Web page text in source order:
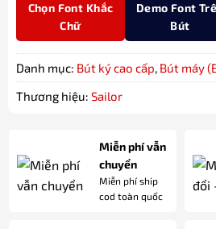
Chọn Font Khắc
Chữ
Demo Font
Bút
Danh mục: Bút ký cao cấp, Bút máy
Thương hiệu: Sailor
Miễn phí vẫn
chuyển
Miễn phí ship
cod toàn quốc